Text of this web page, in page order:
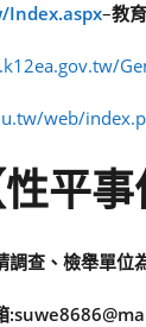
Index.aspx–教
web/
性平
調查、檢舉單